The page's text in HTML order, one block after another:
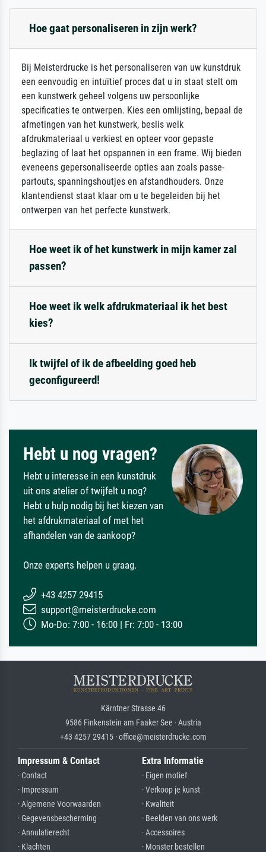
Hoe gaat personaliseren in zijn werk?
Bij Meisterdrucke is het personaliseren van uw kunstdruk
een eenvoudig en intuïtief proces dat u in staat stelt om
een kunstwerk geheel volgens uw persoonlijke
specificaties te ontwerpen. Kies een omlijsting, bepaal de
afmetingen van het kunstwerk, beslis welk
afdrukmateriaal u verkiest en opteer voor gepaste
beglazing of laat het opspannen in een frame. Wij bieden
eveneens gepersonaliseerde opties aan zoals passe-
partouts, spanningshoutjes en afstandhouders. Onze
klantendienst staat klaar om u te begeleiden bij het
ontwerpen van het perfecte kunstwerk.
Hoe weet ik of het kunstwerk in mijn kamer zal
passen?
Hoe weet ik welk afdrukmateriaal ik het best
kies?
Ik twijfel of ik de afbeelding goed heb
geconfigureerd!
Hebt u nog vragen?
Hebt u interesse in een kunstdruk
uit ons atelier of twijfelt u nog?
Hebt u hulp nodig bij het kiezen van
het afdrukmateriaal of met het
afhandelen van de aankoop?
Onze experts helpen u graag.
+43 4257 29415
support@meisterdrucke.com
Mo-Do: 7:00 - 16:00 | Fr: 7:00 - 13:00
Kärntner Strasse 46
9586 Finkenstein am Faaker See · Austria
+43 4257 29415 · office@meisterdrucke.com
Impressum & Contact
· Contact
· Impressum
· Algemene Voorwaarden
· Gegevensbescherming
· Annulatierecht
· Klachten
Extra Informatie
· Eigen motief
· Verkoop je kunst
· Kwaliteit
· Beelden van ons werk
· Accessoires
· Monster bestellen